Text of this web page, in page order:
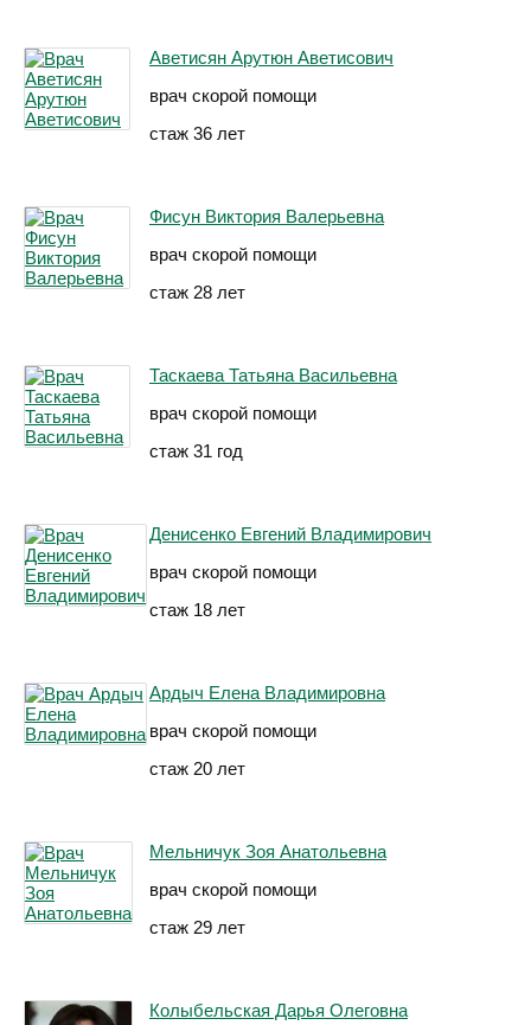
Аветисян Арутюн Аветисович
врач скорой помощи
стаж 36 лет
Фисун Виктория Валерьевна
врач скорой помощи
стаж 28 лет
Таскаева Татьяна Васильевна
врач скорой помощи
стаж 31 год
Денисенко Евгений Владимирович
врач скорой помощи
стаж 18 лет
Ардыч Елена Владимировна
врач скорой помощи
стаж 20 лет
Мельничук Зоя Анатольевна
врач скорой помощи
стаж 29 лет
Колыбельская Дарья Олеговна